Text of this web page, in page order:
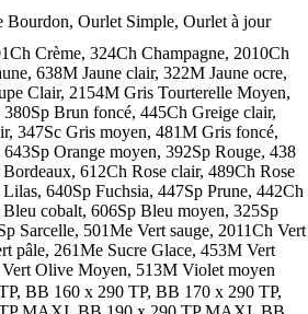
Bourdon, Ourlet Simple, Ourlet à jour
Crème, 324Ch Champagne, 2010Ch
638M Jaune clair, 322M Jaune ocre,
Clair, 2154M Gris Tourterelle Moyen,
Brun foncé, 445Ch Greige clair,
347Sc Gris moyen, 481M Gris foncé,
Orange moyen, 392Sp Rouge, 438
612Ch Rose clair, 489Ch Rose
640Sp Fuchsia, 447Sp Prune, 442Ch
Bleu cobalt, 606Sp Bleu moyen, 325Sp
Sarcelle, 501Me Vert sauge, 2011Ch Vert
pâle, 261Me Sucre Glace, 453M Vert
Olive Moyen, 513M Violet moyen
BB 160 x 290 TP, BB 170 x 290 TP,